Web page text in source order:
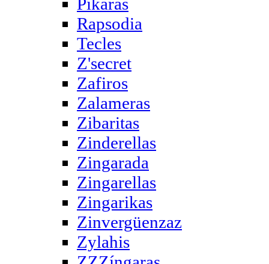
Rapsodia
Tecles
Z'secret
Zafiros
Zalameras
Zibaritas
Zinderellas
Zingarada
Zingarellas
Zingarikas
Zinvergüenzaz
Zylahis